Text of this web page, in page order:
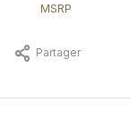
MSRP
Partager